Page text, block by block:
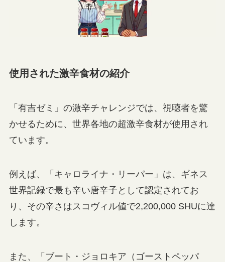
使用された激辛食材の紹介
「有吉ゼミ」の激辛チャレンジでは、視聴者を驚
かせるために、世界各地の超激辛食材が使用され
ています。
例えば、「キャロライナ・リーパー」は、ギネス
世界記録で最も辛い唐辛子として認定されてお
り、その辛さはスコヴィル値で2,200,000 SHUに達
します。
また、「ブート・ジョロキア（ゴーストペッパ